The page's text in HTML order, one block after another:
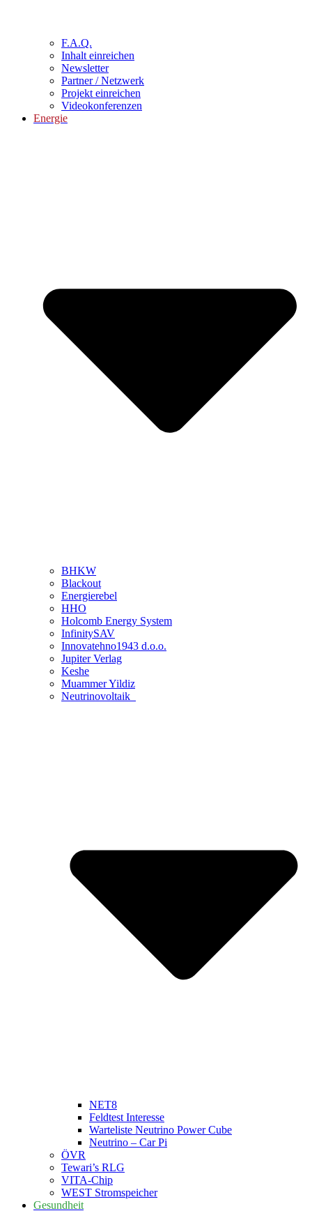
F.A.Q.
Inhalt einreichen
Newsletter
Partner / Netzwerk
Projekt einreichen
Videokonferenzen
Energie
BHKW
Blackout
Energierebel
HHO
Holcomb Energy System
InfinitySAV
Innovatehno1943 d.o.o.
Jupiter Verlag
Keshe
Muammer Yildiz
Neutrinovoltaik
NET8
Feldtest Interesse
Warteliste Neutrino Power Cube
Neutrino – Car Pi
ÖVR
Tewari’s RLG
VITA-Chip
WEST Stromspeicher
Gesundheit